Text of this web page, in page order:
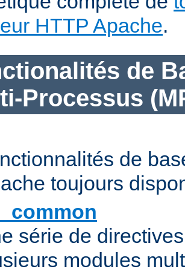
HTTP Apache.
de
Processus
de
toujours
série de
modules